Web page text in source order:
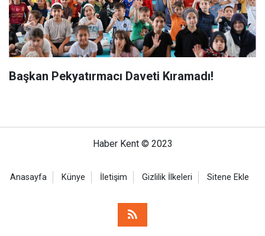
Başkan Pekyatırmacı Daveti Kıramadı!
Haber Kent © 2023
Anasayfa Künye İletişim Gizlilik İlkeleri Sitene Ekle